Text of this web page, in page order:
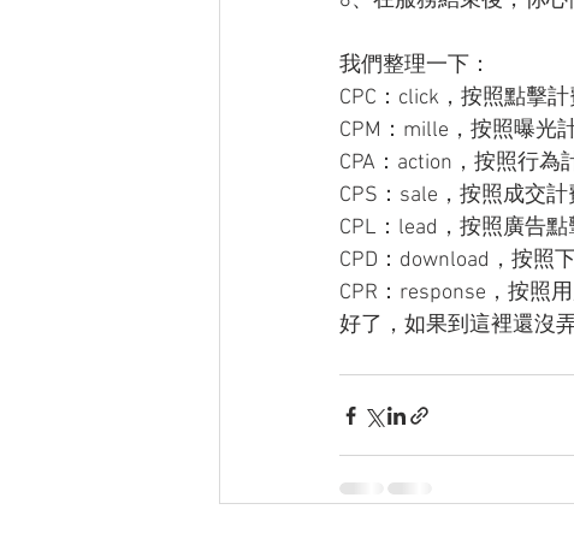
我們整理一下：
CPC：click，按照點擊計
CPM：mille，按照曝光
CPA：action，按照行
CPS：sale，按照成交
CPL：lead，按照廣告
CPD：download，按照
CPR：response，按照
好了，如果到這裡還沒